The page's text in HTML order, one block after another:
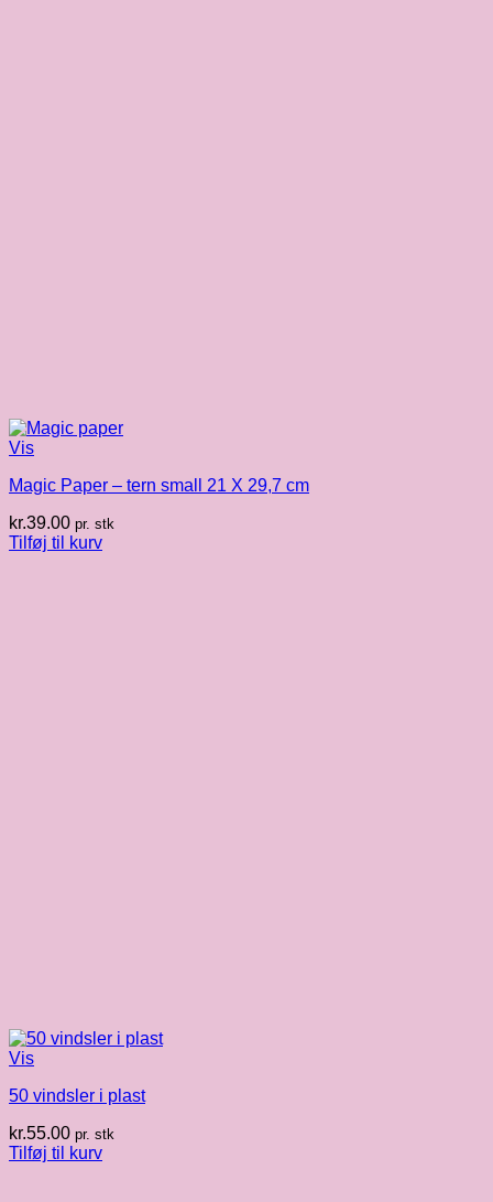
Vis
Magic Paper – tern small 21 X 29,7 cm
kr.39.00 pr. stk
Tilføj til kurv
Vis
50 vindsler i plast
kr.55.00 pr. stk
Tilføj til kurv